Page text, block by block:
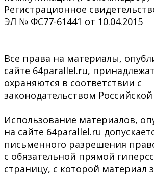
Регистрационное
ЭЛ № ФС77-61441 от 10.04.2015
Все права на материалы,
сайте 64parallel.ru,
охраняются в соответствии с
законодательством
Использование материалов,
на сайте 64parallel.ru
письменного разрешения
с обязательной прямой
страницу, с которой материал